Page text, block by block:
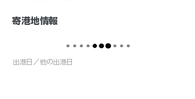
​寄港地情報
出港日／他の出港日